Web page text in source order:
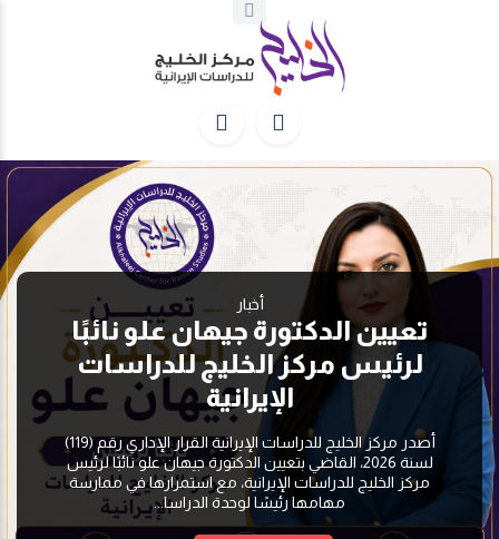
أخبار
تعيين الدكتورة جيهان علو نائبًا
لرئيس مركز الخليج للدراسات
الإيرانية
أصدر مركز الخليج للدراسات الإيرانية القرار الإداري رقم (119)
لسنة 2026، القاضي بتعيين الدكتورة جيهان علو نائبًا لرئيس
مركز الخليج للدراسات الإيرانية، مع استمرارها في ممارسة
مهامها رئيسًا لوحدة الدراسا...